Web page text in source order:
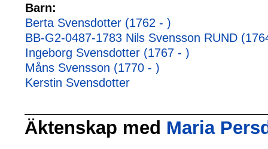
Barn:
Berta Svensdotter (1762 - )
BB-G2-0487-1783 Nils Svensson RUND
Ingeborg Svensdotter (1767 - )
Måns Svensson (1770 - )
Kerstin Svensdotter
Äktenskap med Maria